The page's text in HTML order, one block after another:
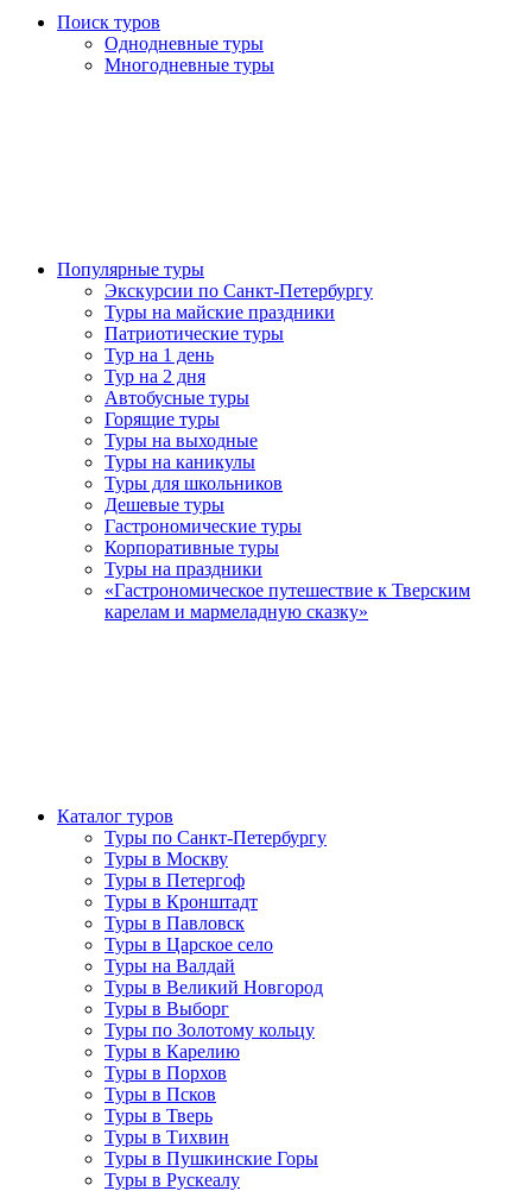
Поиск туров
Однодневные туры
Многодневные туры
Популярные туры
Экскурсии по Санкт-Петербургу
Туры на майские праздники
Патриотические туры
Тур на 1 день
Тур на 2 дня
Автобусные туры
Горящие туры
Туры на выходные
Туры на каникулы
Туры для школьников
Дешевые туры
Гастрономические туры
Корпоративные туры
Туры на праздники
«Гастрономическое путешествие к Тверским
карелам и мармеладную сказку»
Каталог туров
Туры по Санкт-Петербургу
Туры в Москву
Туры в Петергоф
Туры в Кронштадт
Туры в Павловск
Туры в Царское село
Туры на Валдай
Туры в Великий Новгород
Туры в Выборг
Туры по Золотому кольцу
Туры в Карелию
Туры в Порхов
Туры в Псков
Туры в Тверь
Туры в Тихвин
Туры в Пушкинские Горы
Туры в Рускеалу